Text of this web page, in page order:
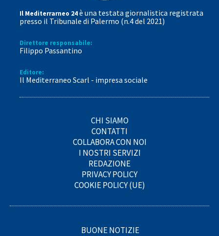
Il Mediterrarneo 24è una testata giornalistica registrata
presso il Tribunale di Palermo (n.4 del 2021)
Direttore responsabile:
Filippo Passantino
Editore:
Il Mediterraneo Scarl - impresa sociale
CHI SIAMO
CONTATTI
COLLABORA CON NOI
I NOSTRI SERVIZI
REDAZIONE
PRIVACY POLICY
COOKIE POLICY (UE)
BUONE NOTIZIE